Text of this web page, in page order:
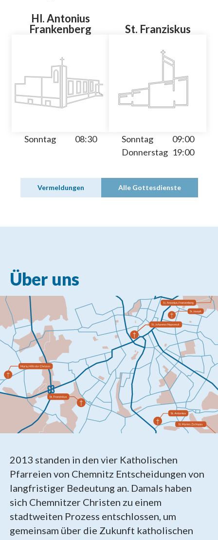
Hl. Antonius
Frankenberg
Sonntag 08:30
St. Franziskus
Sonntag
09:00
Donnerstag 19:00
Vermeldungen Alle Gottesdienste
Über uns
2013 standen in den vier Katholischen
Pfarreien von Chemnitz Entscheidungen von
langfristiger Bedeutung an. Damals haben
sich Chemnitzer Christen zu einem
stadtweiten Prozess entschlossen, um
gemeinsam über die Zukunft katholischen